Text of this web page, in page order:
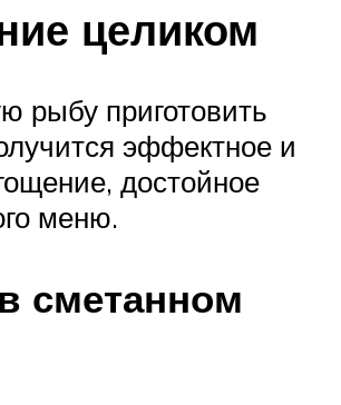
целиком
рыбу приготовить
эффектное и
достойное
меню.
сметанном